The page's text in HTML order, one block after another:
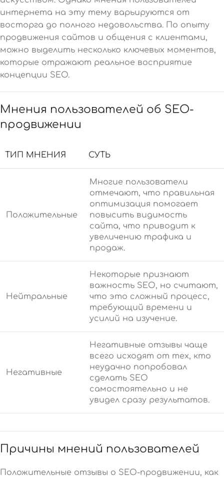
интернета на эту тему варьируются от
восторга до полного недовольства. По опыту
продвижения сайтов и общения с клиентами,
можно выделить несколько ключевых моментов,
которые отражают реальное восприятие
концепции SEO.
Мнения пользователей об SEO-
продвижении
ТИП МНЕНИЯ СУТЬ
Положительные
Многие пользователи
отмечают, что правильная
оптимизация помогает
повысить видимость
сайта, что приводит к
увеличению трафика и
продаж.
Нейтральные
Некоторые признают
важность SEO, но считают,
что это сложный процесс,
требующий времени и
усилий на изучение.
Негативные
Негативные отзывы чаще
всего исходят от тех, кто
неудачно попробовал
сделать SEO
самостоятельно и не
увидел сразу результатов.
Причины мнений пользователей
Положительные отзывы о SEO-продвижении, как